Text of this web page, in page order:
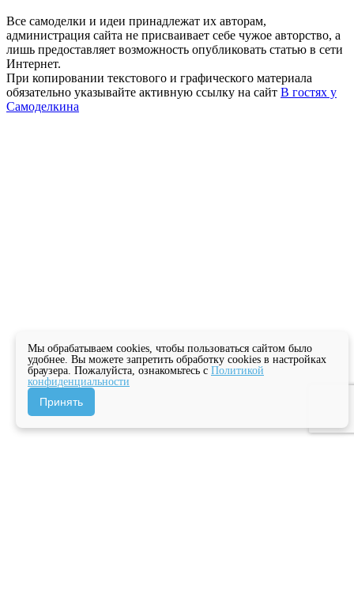
Все самоделки и идеи принадлежат их авторам,
администрация сайта не присваивает себе чужое авторство, а
лишь предоставляет возможность опубликовать статью в сети
Интернет.
При копировании текстового и графического материала
обязательно указывайте активную ссылку на сайт В гостях у
Самоделкина
Мы обрабатываем cookies, чтобы пользоваться сайтом было
удобнее. Вы можете запретить обработку cookies в настройках
браузера. Пожалуйста, ознакомьтесь с Политикой
конфиденциальности
Принять